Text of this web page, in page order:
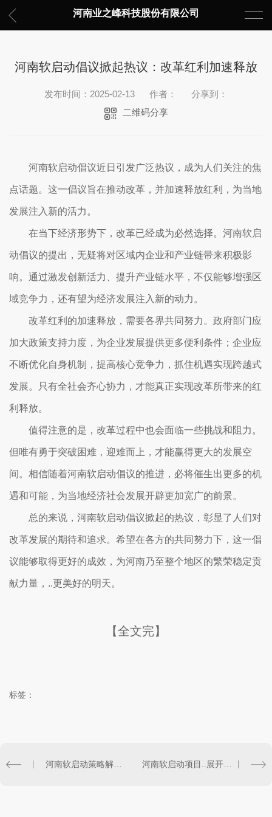
河南业之峰科技股份有限公司
河南软启动倡议掀起热议：改革红利加速释放
发布时间：2025-02-13 作者：
分享到：
二维码分享
河南软启动倡议近日引发广泛热议，成为人们关注的焦
点话题。这一倡议旨在推动改革，并加速释放红利，为当地
发展注入新的活力。
在当下经济形势下，改革已经成为必然选择。河南软启
动倡议的提出，无疑将对区域内企业和产业链带来积极影
响。通过激发创新活力、提升产业链水平，不仅能够增强区
域竞争力，还有望为经济发展注入新的动力。
改革红利的加速释放，需要各界共同努力。政府部门应
加大政策支持力度，为企业发展提供更多便利条件；企业应
不断优化自身机制，提高核心竞争力，抓住机遇实现跨越式
发展。只有全社会齐心协力，才能真正实现改革所带来的红
利释放。
值得注意的是，改革过程中也会面临一些挑战和阻力。
但唯有勇于突破困难，迎难而上，才能赢得更大的发展空
间。相信随着河南软启动倡议的推进，必将催生出更多的机
遇和可能，为当地经济社会发展开辟更加宽广的前景。
总的来说，河南软启动倡议掀起的热议，彰显了人们对
改革发展的期待和追求。希望在各方的共同努力下，这一倡
议能够取得更好的成效，为河南乃至整个地区的繁荣稳定贡
献力量，..更美好的明天。
【全文完】
标签：